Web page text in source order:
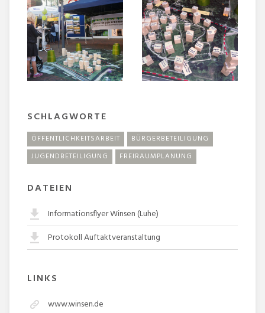
SCHLAGWORTE
ÖFFENTLICHKEITSARBEIT
BÜRGERBETEILIGUNG
JUGENDBETEILIGUNG
FREIRAUMPLANUNG
DATEIEN
Informationsflyer Winsen (Luhe)
Protokoll Auftaktveranstaltung
LINKS
www.winsen.de